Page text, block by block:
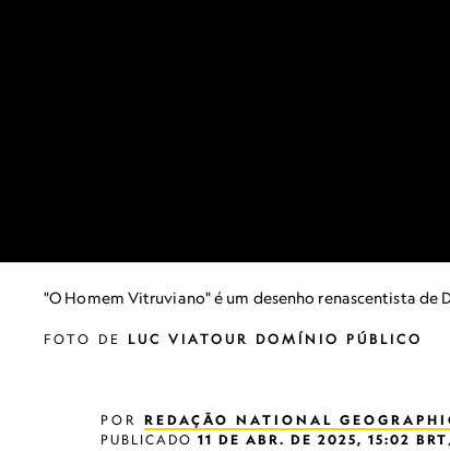
"O Homem Vitruviano" é um desenho renascentista
FOTO DE LUC VIATOUR DOMÍNIO PÚBLICO
POR REDAÇÃO NATIONAL
PUBLICADO 11 DE ABR. DE 2025, 15:02 BRT,